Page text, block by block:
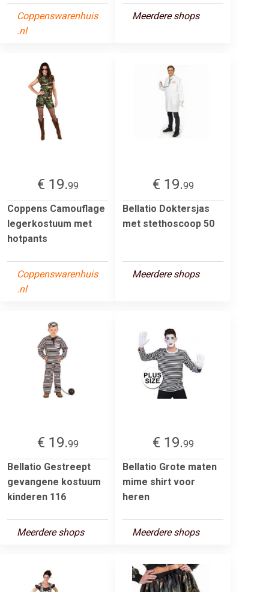
Coppenswarenhuis
.nl
Meerdere shops
€ 19.99
Coppens Camouflage
legerkostuum met
hotpants
Coppenswarenhuis
.nl
€ 19.99
Bellatio Doktersjas
met stethoscoop 50
Meerdere shops
€ 19.99
Bellatio Gestreept
gevangene kostuum
kinderen 116
Meerdere shops
€ 19.99
Bellatio Grote maten
mime shirt voor
heren
Meerdere shops